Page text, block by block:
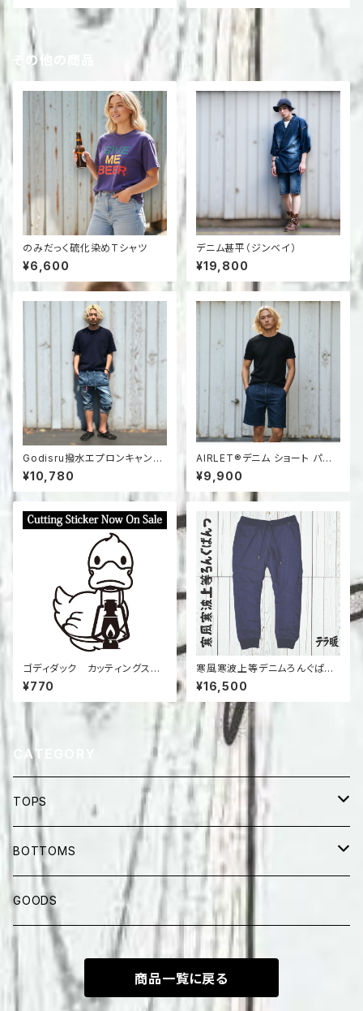
その他の商品
のみだっく硫化染めTシャツ
¥6,600
デニム甚平（ジンベイ）
¥19,800
Godisru撥水エプロンキャンプ
デニムパンツ（GO-2001P）
¥10,780
AIRLET®デニム ショート パン
ツ（NAVY）
¥9,900
ゴディダック カッティングステ
ッカー（文字だけ残るステッカ
ー）
¥770
寒風寒波上等デニムろんぐぱん
つ（中綿）
¥16,500
CATEGORY
TOPS
半纏
SHORT SLEEVES
LONG SLEEVES
BOTTOMS
LONG PANTS
SHORTS
GOODS
商品一覧に戻る